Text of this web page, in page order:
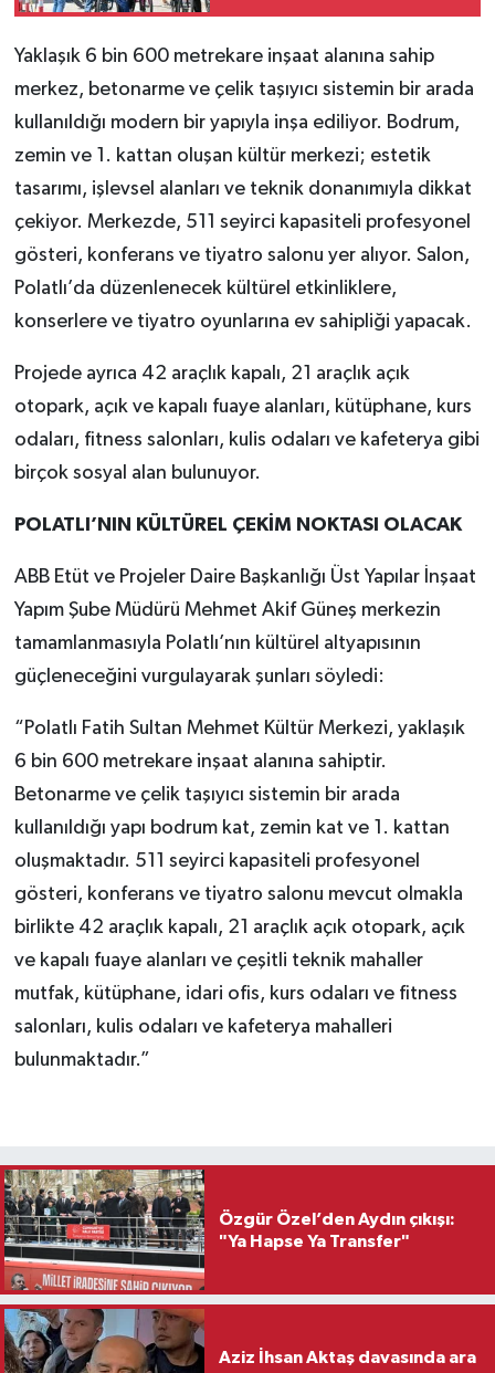
Yaklaşık 6 bin 600 metrekare inşaat alanına sahip
merkez, betonarme ve çelik taşıyıcı sistemin bir arada
kullanıldığı modern bir yapıyla inşa ediliyor. Bodrum,
zemin ve 1. kattan oluşan kültür merkezi; estetik
tasarımı, işlevsel alanları ve teknik donanımıyla dikkat
çekiyor. Merkezde, 511 seyirci kapasiteli profesyonel
gösteri, konferans ve tiyatro salonu yer alıyor. Salon,
Polatlı’da düzenlenecek kültürel etkinliklere,
konserlere ve tiyatro oyunlarına ev sahipliği yapacak.
Projede ayrıca 42 araçlık kapalı, 21 araçlık açık
otopark, açık ve kapalı fuaye alanları, kütüphane, kurs
odaları, fitness salonları, kulis odaları ve kafeterya gibi
birçok sosyal alan bulunuyor.
POLATLI’NIN KÜLTÜREL ÇEKİM NOKTASI OLACAK
ABB Etüt ve Projeler Daire Başkanlığı Üst Yapılar İnşaat
Yapım Şube Müdürü Mehmet Akif Güneş merkezin
tamamlanmasıyla Polatlı’nın kültürel altyapısının
güçleneceğini vurgulayarak şunları söyledi:
“Polatlı Fatih Sultan Mehmet Kültür Merkezi, yaklaşık
6 bin 600 metrekare inşaat alanına sahiptir.
Betonarme ve çelik taşıyıcı sistemin bir arada
kullanıldığı yapı bodrum kat, zemin kat ve 1. kattan
oluşmaktadır. 511 seyirci kapasiteli profesyonel
gösteri, konferans ve tiyatro salonu mevcut olmakla
birlikte 42 araçlık kapalı, 21 araçlık açık otopark, açık
ve kapalı fuaye alanları ve çeşitli teknik mahaller
mutfak, kütüphane, idari ofis, kurs odaları ve fitness
salonları, kulis odaları ve kafeterya mahalleri
bulunmaktadır.”
Özgür Özel’den Aydın çıkışı:
"Ya Hapse Ya Transfer"
Aziz İhsan Aktaş davasında ara